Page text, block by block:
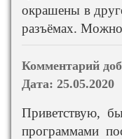
окрашены в
разъёмах. Можно
Комментарий
Дата: 25.05.2020
Приветствую,
программами